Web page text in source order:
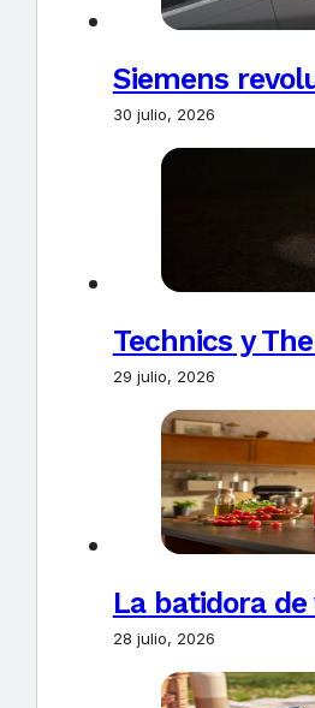
Siemens
30 julio, 2026
Technics y
29 julio, 2026
La batidora de
28 julio, 2026